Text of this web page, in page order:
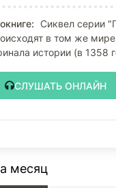
Сиквел серии
в том же
истории (в 1358
СЛУШАТЬ ОНЛАЙН
месяц